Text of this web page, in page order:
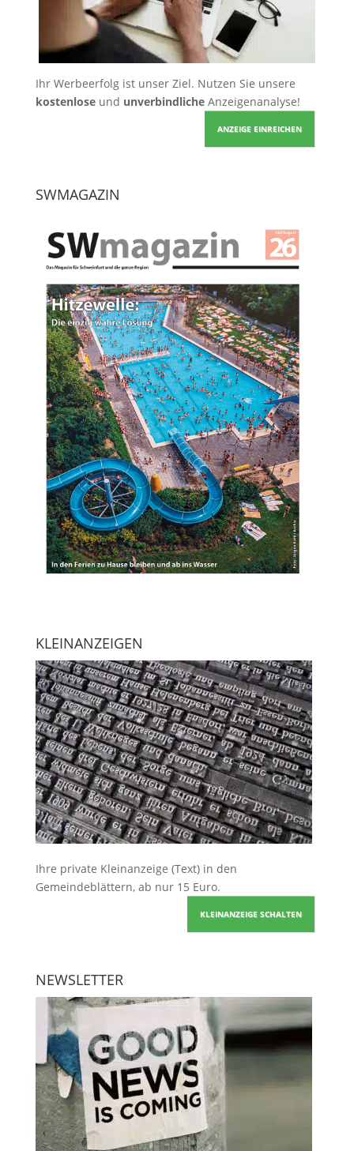
Ihr Werbeerfolg ist unser Ziel. Nutzen Sie unsere
kostenloseund unverbindlicheAnzeigenanalyse!
ANZEIGE EINREICHEN
SWMAGAZIN
KLEINANZEIGEN
Ihre private Kleinanzeige (Text) in den
Gemeindeblättern, ab nur 15 Euro.
KLEINANZEIGE SCHALTEN
NEWSLETTER